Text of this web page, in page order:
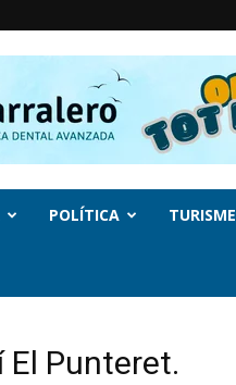
POLÍTICA TURISME
El Punteret.